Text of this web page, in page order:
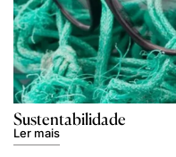
Sustentabilidade
Ler mais